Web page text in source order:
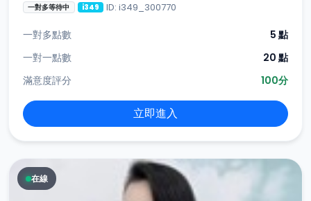
一對多等待中 i349 ID: i349_300770
一對多點數
5 點
一對一點數
20 點
滿意度評分
100分
立即進入
在線